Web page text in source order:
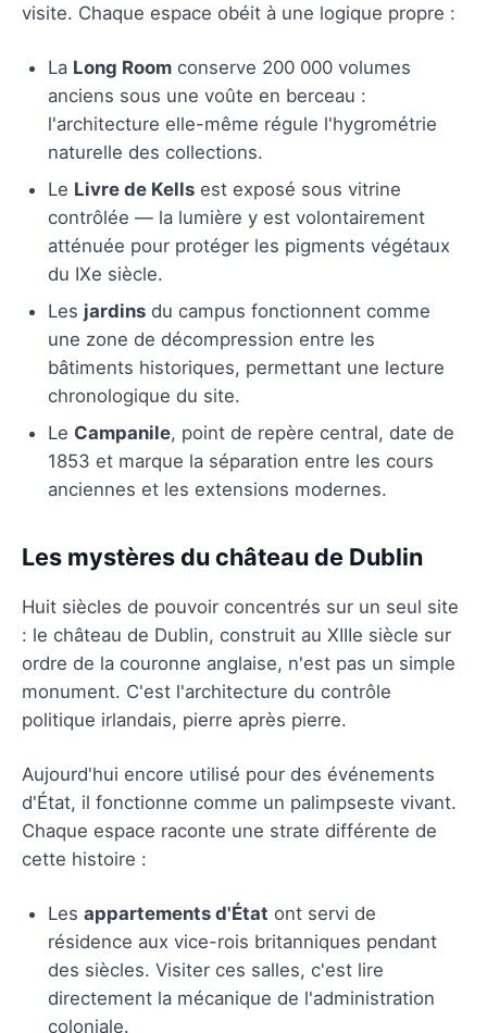
visite. Chaque espace obéit à une logique propre :
La Long Room conserve 200 000 volumes
anciens sous une voûte en berceau :
l'architecture elle-même régule l'hygrométrie
naturelle des collections.
Le Livre de Kells est exposé sous vitrine
contrôlée — la lumière y est volontairement
atténuée pour protéger les pigments végétaux
du IXe siècle.
Les jardins du campus fonctionnent comme
une zone de décompression entre les
bâtiments historiques, permettant une lecture
chronologique du site.
Le Campanile, point de repère central, date de
1853 et marque la séparation entre les cours
anciennes et les extensions modernes.
Les mystères du château de Dublin
Huit siècles de pouvoir concentrés sur un seul site
: le château de Dublin, construit au XIIIe siècle sur
ordre de la couronne anglaise, n'est pas un simple
monument. C'est l'architecture du contrôle
politique irlandais, pierre après pierre.
Aujourd'hui encore utilisé pour des événements
d'État, il fonctionne comme un palimpseste vivant.
Chaque espace raconte une strate différente de
cette histoire :
Les appartements d'État ont servi de
résidence aux vice-rois britanniques pendant
des siècles. Visiter ces salles, c'est lire
directement la mécanique de l'administration
coloniale.